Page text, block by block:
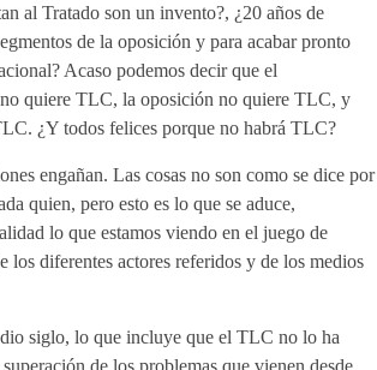
al Tratado son un invento?, ¿20 años de
de la oposición y para acabar pronto
Acaso podemos decir que el
quiere TLC, la oposición no quiere TLC, y
¿Y todos felices porque no habrá TLC?
engañan. Las cosas no son como se dice por
quien, pero esto es lo que se aduce,
lo que estamos viendo en el juego de
los diferentes actores referidos y de los medios
siglo, lo que incluye que el TLC no lo ha
de los problemas que vienen desde